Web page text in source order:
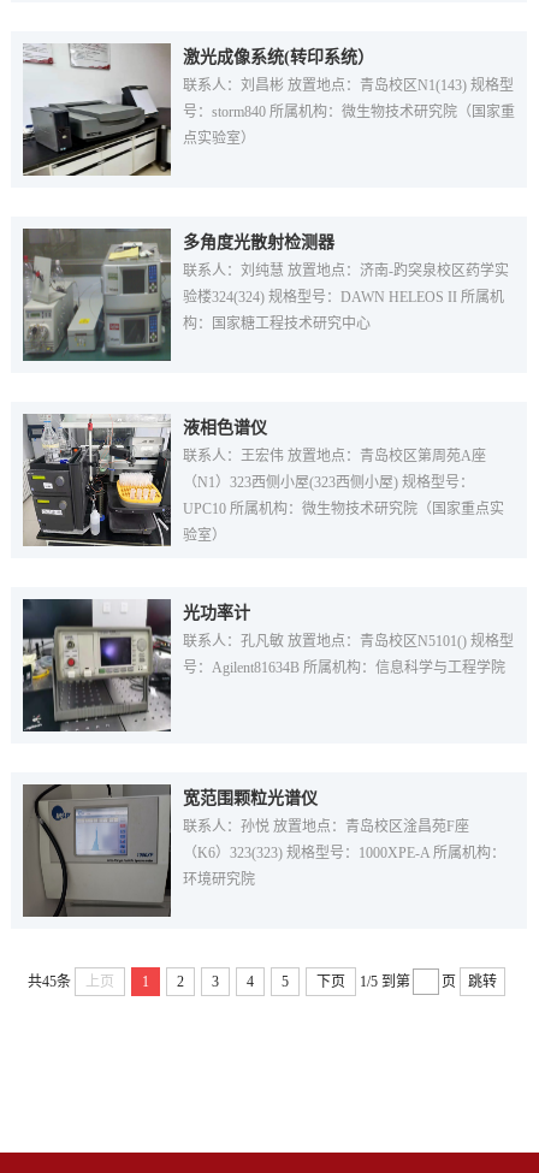
激光成像系统(转印系统）
联系人：刘昌彬 放置地点：青岛校区N1(143) 规格型
号：storm840 所属机构：微生物技术研究院（国家重
点实验室）
多角度光散射检测器
联系人：刘纯慧 放置地点：济南-趵突泉校区药学实
验楼324(324) 规格型号：DAWN HELEOS II 所属机
构：国家糖工程技术研究中心
液相色谱仪
联系人：王宏伟 放置地点：青岛校区第周苑A座
（N1）323西侧小屋(323西侧小屋) 规格型号：
UPC10 所属机构：微生物技术研究院（国家重点实
验室）
光功率计
联系人：孔凡敏 放置地点：青岛校区N5101() 规格型
号：Agilent81634B 所属机构：信息科学与工程学院
宽范围颗粒光谱仪
联系人：孙悦 放置地点：青岛校区淦昌苑F座
（K6）323(323) 规格型号：1000XPE-A 所属机构：
环境研究院
共45条 上页 1 2 3 4 5 下页 1/5 到第 页 跳转